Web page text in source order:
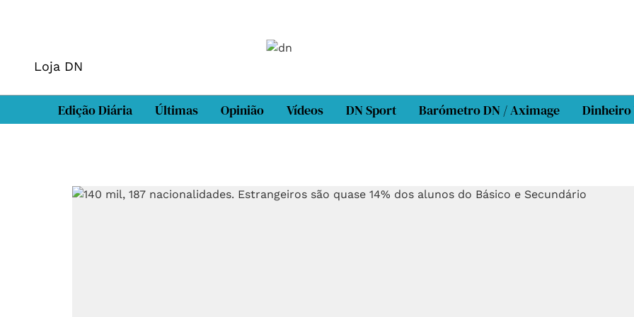
Loja DN
Edição Diária Últimas Opinião Vídeos DN Sport Barómetro DN / Aximage Dinheiro